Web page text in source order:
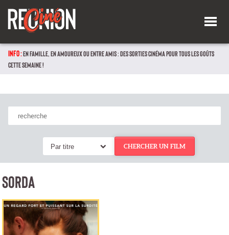
INFO :EN FAMILLE, EN AMOUREUX OU ENTRE AMIS : DES SORTIES CINÉMA POUR TOUS LES GOÛTS
CETTE SEMAINE !
Par titre CHERCHER UN FILM
SORDA